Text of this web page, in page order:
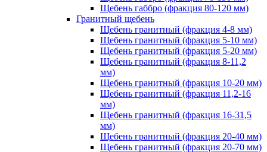
Щебень габбро (фракция 80-120 мм)
Гранитный щебень
Щебень гранитный (фракция 4-8 мм)
Щебень гранитный (фракция 5-10 мм)
Щебень гранитный (фракция 5-20 мм)
Щебень гранитный (фракция 8-11,2
мм)
Щебень гранитный (фракция 10-20 мм)
Щебень гранитный (фракция 11,2-16
мм)
Щебень гранитный (фракция 16-31,5
мм)
Щебень гранитный (фракция 20-40 мм)
Щебень гранитный (фракция 20-70 мм)